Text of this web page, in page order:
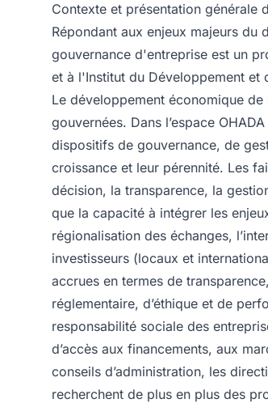
Contexte et présentation générale
Répondant aux enjeux majeurs
gouvernance d'entreprise est un
et à l'Institut du Développement et
Le développement économique de
gouvernées. Dans l’espace
dispositifs de gouvernance, de
croissance et leur pérennité. Les
décision, la transparence, la
que la capacité à intégrer les
régionalisation des échanges,
investisseurs (locaux et
accrues en termes de
réglementaire, d’éthique et de
responsabilité sociale des
d’accès aux financements, aux
conseils d’administration, les
recherchent de plus en plus des